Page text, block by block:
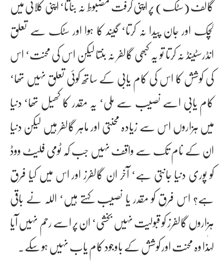
گالف (سٹک) پر اپنی گرفت مضبوط نہ بناتا‘ اپنی کلائی میں
لچک اور جان پیدا نہ کرتا‘ گیند کا ہوا اور سٹک سے تعلق
انڈرسٹینڈ نہ کرتا تو یہ کبھی گالفر نہ بنتا لیکن اس کی محنت‘ اس
کی کوشش کا اس کی کام یابی کے ساتھ کوئی تعلق نہیں تھا‘
کام یابی اسے نصیب سے ملی‘ یہ مقدر کا کھیل تھا‘ دنیا
میں ہزاروں اس سے زیادہ محنتی اور ماہر گالفر ہیں لیکن دنیا
ان کے نام تک سے واقف نہیں جب کہ ٹومی فلیٹ ووڈ
کو پوری دنیا جانتی ہے‘ آخر ان گالفرز اور اس میں کیا فرق
ہے؟ اس فرق کو مقدر یا نصیب کہتے ہیں‘ اللہ نے باقی
ہزاروں گالفرز کو قبولیت نہیں بخشی‘ ان پر اسے رحم نہیں آیا
لہٰذا وہ محنت اور کوشش کے باوجود کام یاب نہیں ہو سکے۔